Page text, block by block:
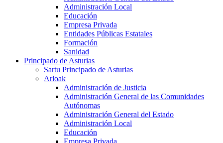
Administración Local
Educación
Empresa Privada
Entidades Públicas Estatales
Formación
Sanidad
Principado de Asturias
Sartu Principado de Asturias
Arloak
Administración de Justicia
Administración General de las Comunidades
Autónomas
Administración General del Estado
Administración Local
Educación